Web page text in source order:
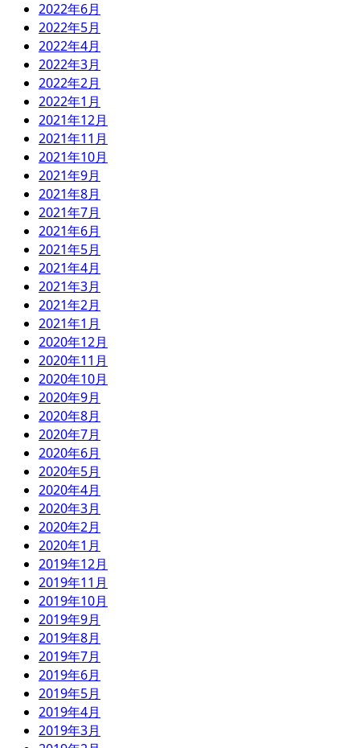
2022年6月
2022年5月
2022年4月
2022年3月
2022年2月
2022年1月
2021年12月
2021年11月
2021年10月
2021年9月
2021年8月
2021年7月
2021年6月
2021年5月
2021年4月
2021年3月
2021年2月
2021年1月
2020年12月
2020年11月
2020年10月
2020年9月
2020年8月
2020年7月
2020年6月
2020年5月
2020年4月
2020年3月
2020年2月
2020年1月
2019年12月
2019年11月
2019年10月
2019年9月
2019年8月
2019年7月
2019年6月
2019年5月
2019年4月
2019年3月